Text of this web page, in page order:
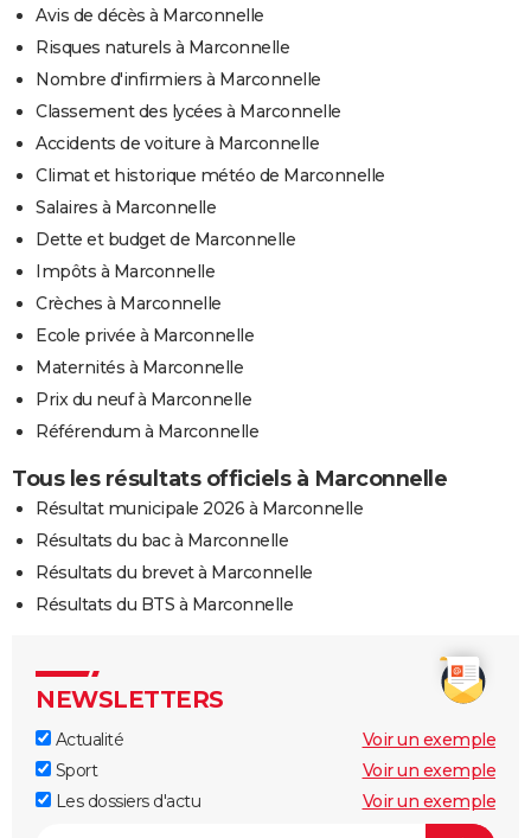
Avis de décès à Marconnelle
Risques naturels à Marconnelle
Nombre d'infirmiers à Marconnelle
Classement des lycées à Marconnelle
Accidents de voiture à Marconnelle
Climat et historique météo de Marconnelle
Salaires à Marconnelle
Dette et budget de Marconnelle
Impôts à Marconnelle
Crèches à Marconnelle
Ecole privée à Marconnelle
Maternités à Marconnelle
Prix du neuf à Marconnelle
Référendum à Marconnelle
Tous les résultats officiels à Marconnelle
Résultat municipale 2026 à Marconnelle
Résultats du bac à Marconnelle
Résultats du brevet à Marconnelle
Résultats du BTS à Marconnelle
NEWSLETTERS
Actualité
Voir un exemple
Sport
Voir un exemple
Les dossiers d'actu
Voir un exemple